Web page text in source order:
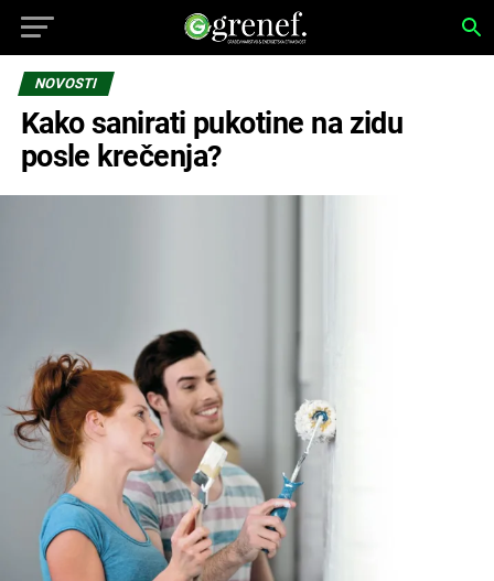
NOVOSTI
Kako sanirati pukotine na zidu
posle krečenja?